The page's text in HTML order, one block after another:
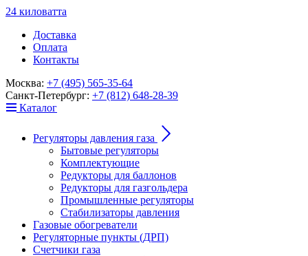
24 киловатта
Доставка
Оплата
Контакты
Москва: +7 (495) 565-35-64
Санкт-Петербург: +7 (812) 648-28-39
Каталог
Регуляторы давления газа
Бытовые регуляторы
Комплектующие
Редукторы для баллонов
Редукторы для газгольдера
Промышленные регуляторы
Стабилизаторы давления
Газовые обогреватели
Регуляторные пункты (ДРП)
Счетчики газа